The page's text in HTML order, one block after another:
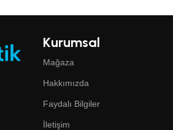
Kurumsal
Mağaza
Hakkımızda
Faydalı Bilgiler
İletişim